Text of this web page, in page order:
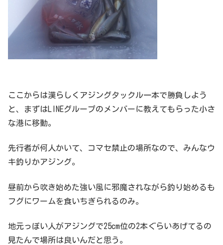
ここからは漢らしくアジングタックル一本で勝負しよう
と、まずはLINEグループのメンバーに教えてもらった小さ
な港に移動。
先行者が何人かいて、コマセ禁止の場所なので、みんなウ
キ釣りかアジング。
昼前から吹き始めた強い風に邪魔されながら釣り始めるも
フグにワームを食いちぎられるのみ。
地元っぽい人がアジングで25cm位の2本ぐらいあげてるの
見たんで場所は良いんだと思う。